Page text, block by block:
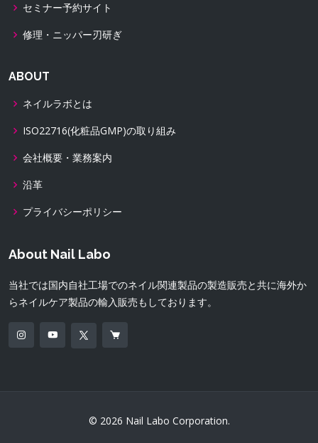
セミナー予約サイト
修理・ニッパー刃研ぎ
ABOUT
ネイルラボとは
ISO22716(化粧品GMP)の取り組み
会社概要・業務案内
沿革
プライバシーポリシー
About Nail Labo
当社では国内自社工場でのネイル関連製品の製造販売と共に海外か
らネイルケア製品の輸入販売もしております。
© 2026 Nail Labo Corporation.